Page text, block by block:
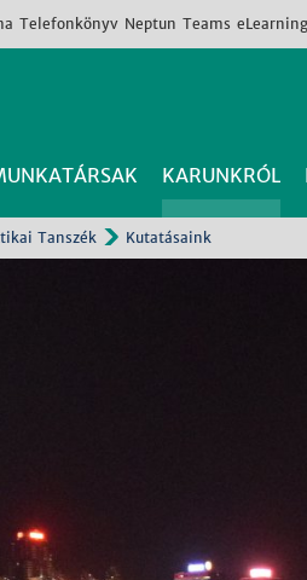
Telefonkönyv Neptun Teams eLearning
KARUNKRÓL
Tanszék Kutatásaink